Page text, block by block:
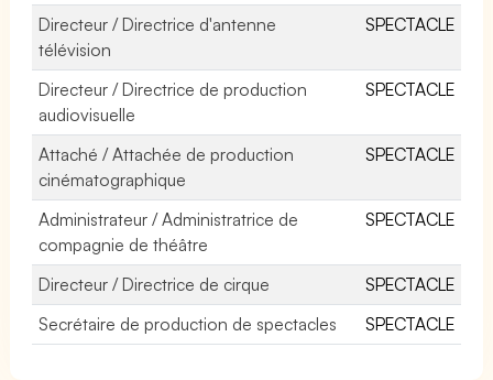
Directeur / Directrice d'antenne
télévision
SPECTACLE
Directeur / Directrice de production
audiovisuelle
SPECTACLE
Attaché / Attachée de production
cinématographique
SPECTACLE
Administrateur / Administratrice de
compagnie de théâtre
SPECTACLE
Directeur / Directrice de cirque
SPECTACLE
Secrétaire de production de spectacles
SPECTACLE